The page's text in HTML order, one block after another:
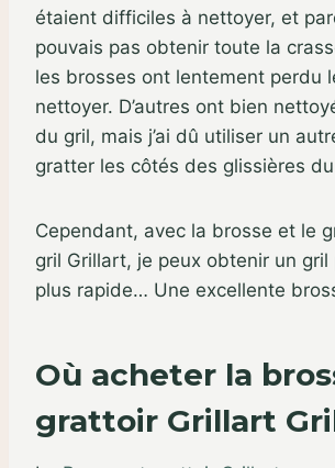
étaient difficiles à nettoyer, et
pouvais pas obtenir toute la
les brosses ont lentement perdu
nettoyer. D’autres ont bien
du gril, mais j’ai dû utiliser un
gratter les côtés des glissières
Cependant, avec la brosse et le
gril Grillart, je peux obtenir un gril
plus rapide… Une excellente
Où acheter la
grattoir Grillart